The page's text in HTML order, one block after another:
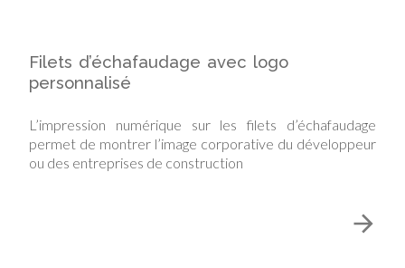
Filets d’échafaudage avec logo
personnalisé
L’impression numérique sur les filets d’échafaudage
permet de montrer l’image corporative du développeur
ou des entreprises de construction